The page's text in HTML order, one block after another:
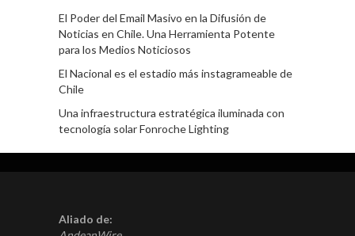
El Poder del Email Masivo en la Difusión de
Noticias en Chile. Una Herramienta Potente
para los Medios Noticiosos
El Nacional es el estadio más instagrameable de
Chile
Una infraestructura estratégica iluminada con
tecnología solar Fonroche Lighting
Aliado de: